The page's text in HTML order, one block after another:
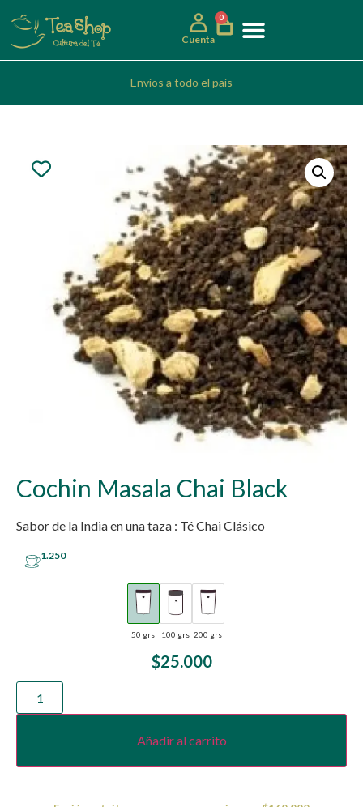
Cuenta
0
Envíos a todo el país
Cochin Masala Chai Black
Sabor de la India en una taza : Té Chai Clásico
1.250
50 grs 100 grs 200 grs
$25.000
Añadir al carrito